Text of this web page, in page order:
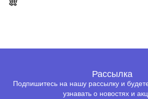
Рассылка
Подпишитесь на нашу рассылку и
узнавать о новостях и